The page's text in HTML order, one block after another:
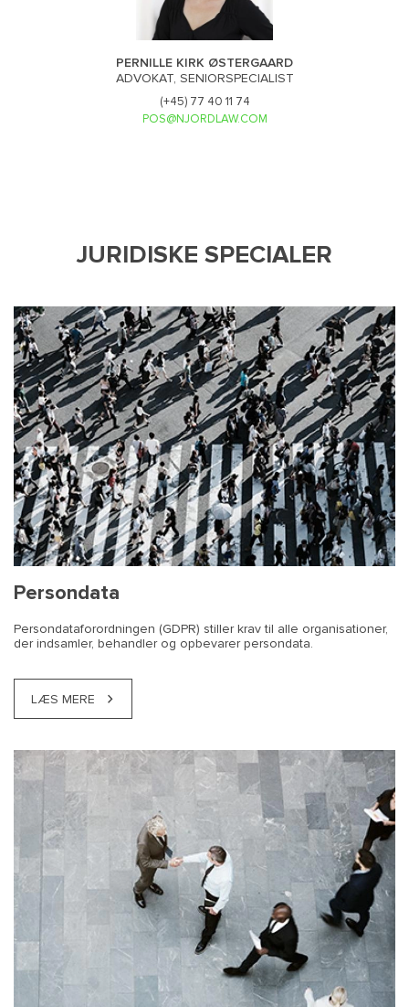
PERNILLE KIRK ØSTERGAARD
ADVOKAT, SENIORSPECIALIST
(+45) 77 40 11 74
POS@NJORDLAW.COM
JURIDISKE SPECIALER
Persondata
Persondataforordningen (GDPR) stiller krav til alle organisationer,
der indsamler, behandler og opbevarer persondata.
LÆS MERE